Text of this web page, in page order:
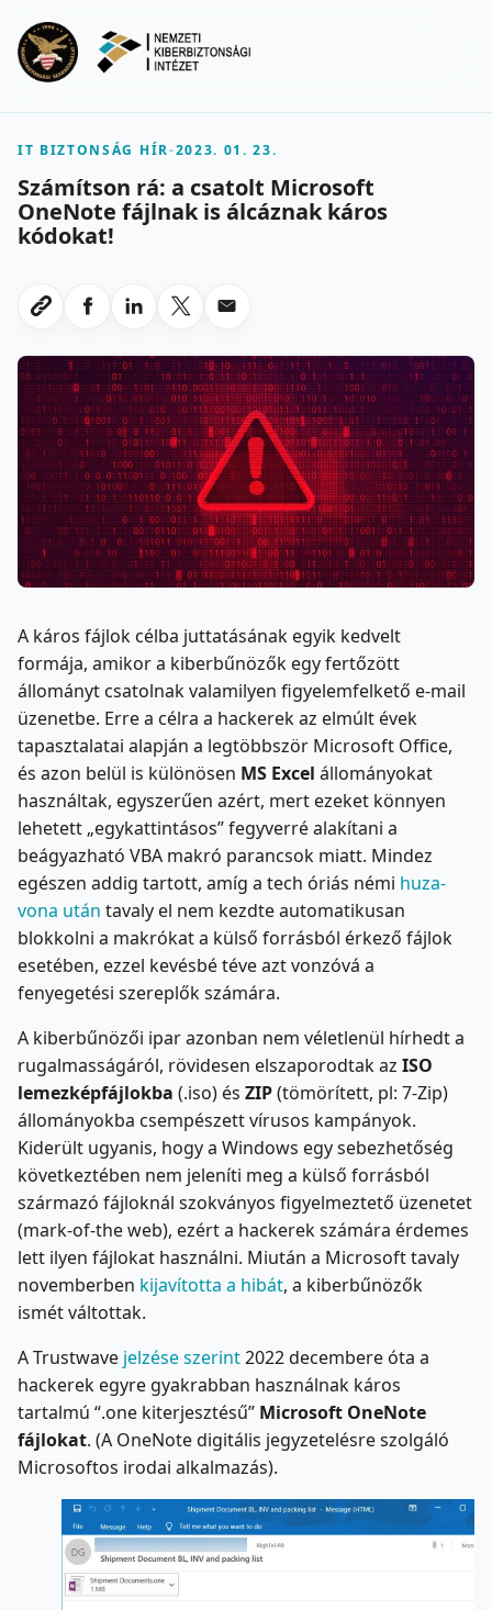
IT BIZTONSÁG HÍR-2023. 01. 23.
Számítson rá: a csatolt Microsoft
OneNote fájlnak is álcáznak káros
kódokat!
Link masolasa
Megosztas Facebookon
Megosztas LinkedInen
Megosztas X-en
Megosztas emailben
A káros fájlok célba juttatásának egyik kedvelt
formája, amikor a kiberbűnözők egy fertőzött
állományt csatolnak valamilyen figyelemfelkető e-mail
üzenetbe. Erre a célra a hackerek az elmúlt évek
tapasztalatai alapján a legtöbbször Microsoft Office,
és azon belül is különösen MS Excel állományokat
használtak, egyszerűen azért, mert ezeket könnyen
lehetett „egykattintásos” fegyverré alakítani a
beágyazható VBA makró parancsok miatt. Mindez
egészen addig tartott, amíg a tech óriás némi huza-
vona után tavaly el nem kezdte automatikusan
blokkolni a makrókat a külső forrásból érkező fájlok
esetében, ezzel kevésbé téve azt vonzóvá a
fenyegetési szereplők számára.
A kiberbűnözői ipar azonban nem véletlenül hírhedt a
rugalmasságáról, rövidesen elszaporodtak az ISO
lemezképfájlokba (.iso) és ZIP(tömörített, pl: 7-Zip)
állományokba csempészett vírusos kampányok.
Kiderült ugyanis, hogy a Windows egy sebezhetőség
következtében nem jeleníti meg a külső forrásból
származó fájloknál szokványos figyelmeztető üzenetet
(mark-of-the web), ezért a hackerek számára érdemes
lett ilyen fájlokat használni. Miután a Microsoft tavaly
novemberben kijavította a hibát, a kiberbűnözők
ismét váltottak.
A Trustwave jelzése szerint2022 decembere óta a
hackerek egyre gyakrabban használnak káros
tartalmú “.one kiterjesztésű” Microsoft OneNote
fájlokat. (A OneNote digitális jegyzetelésre szolgáló
Microsoftos irodai alkalmazás).